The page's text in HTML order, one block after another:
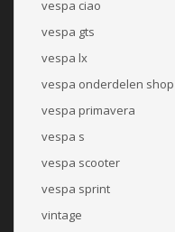
vespa ciao
vespa gts
vespa lx
vespa onderdelen shop
vespa primavera
vespa s
vespa scooter
vespa sprint
vintage